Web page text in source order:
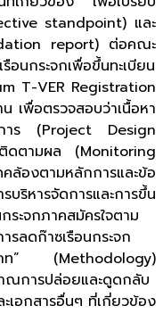
standpoint) และ
report) ต่อคณะ
อนกระจกเพื่อขึ้นทะเบียน
T-VER Registration
เพื่อตรวจสอบว่าเนื้อหา
งการ (Project Design
ดตามผล (Monitoring
งตามหลักการและข้อ
ริหารจัดการและการขึ้น
ระจกภาคสมัครใจตาม
รลดก๊าซเรือนกระจก
ะเภท” (Methodology)
ณการปล่อยและดูดกลับ
ะเอกสารอื่นๆ ที่เกี่ยวข้อง